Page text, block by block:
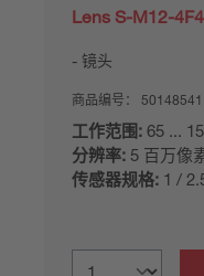
Lens S-M12-4F4
镜头
商品编号： 50148541
工作范围: 65 ...
分辨率: 5 百万像
传感器规格: 1 /